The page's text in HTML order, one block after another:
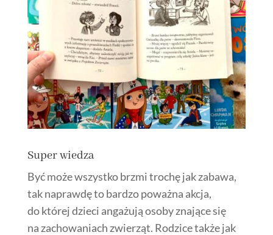
Super wiedza
Być może wszystko brzmi trochę jak zabawa,
tak naprawdę to bardzo poważna akcja,
do której dzieci angażują osoby znające się
na zachowaniach zwierząt. Rodzice także jak